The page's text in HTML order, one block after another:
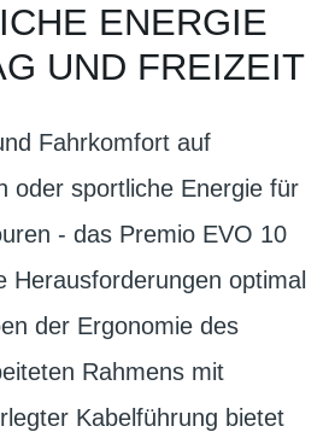
ENERGIE
UND FREIZEIT
Fahrkomfort auf
oder sportliche Energie für
- das Premio EVO 10
Herausforderungen optimal
der Ergonomie des
Rahmens mit
Kabelführung bietet